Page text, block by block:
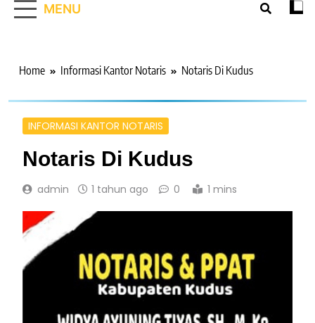
MENU
Home Informasi Kantor Notaris Notaris Di Kudus
INFORMASI KANTOR NOTARIS
Notaris Di Kudus
admin 1 tahun ago 0 1 mins